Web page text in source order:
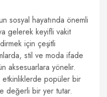
sosyal hayatında önemli
gelerek keyifli vakit
için çeşitli
stil ve moda ifade
aksesuarlara yönelir.
popüler bir
değerli bir yer tutar.